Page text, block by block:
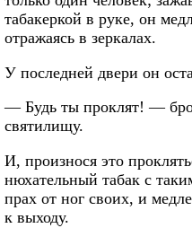
табакеркой в руке, он
отражаясь в зеркалах.
У последней двери он
— Будь ты проклят! —
святилищу.
И, произнося это
нюхательный табак с
прах от ног своих, и
к выходу.